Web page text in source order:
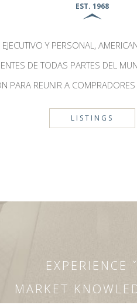
EST. 1968
Y PERSONAL,
DE TODAS PARTES DEL
PARA REUNIR A
LISTINGS
EXPERIENCE ˇ
MARKET